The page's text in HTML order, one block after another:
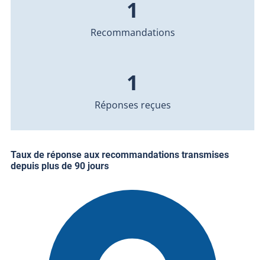
1
Recommandations
1
Réponses reçues
Taux de réponse aux recommandations transmises
depuis plus de 90 jours